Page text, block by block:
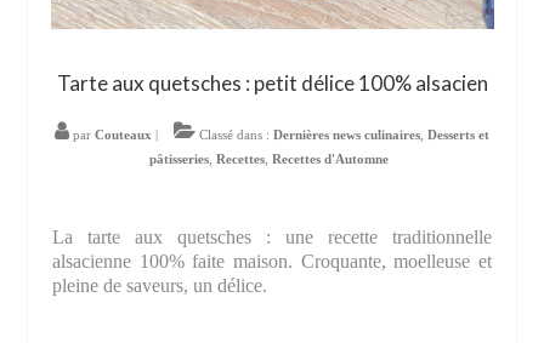
Tarte aux quetsches : petit délice 100% alsacien
par Couteaux Classé dans : Dernières news culinaires Desserts et
pâtisseries Recettes Recettes d'Automne
La tarte aux quetsches : une recette traditionnelle
alsacienne 100% faite maison. Croquante, moelleuse et
pleine de saveurs, un délice.